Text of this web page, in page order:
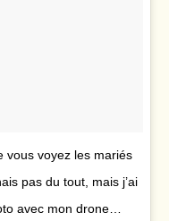
vous voyez les mariés
pas du tout, mais j’ai
avec mon drone…